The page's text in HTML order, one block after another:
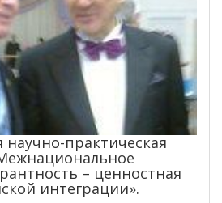
практическая
– ценностная
интеграции».